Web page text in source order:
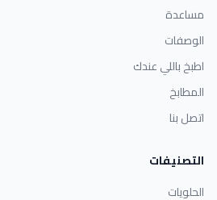
مساعدة
الوصفات
اطبخ باللي عندك
المطابخ
اتصل بنا
التصنيفات
الحلويات